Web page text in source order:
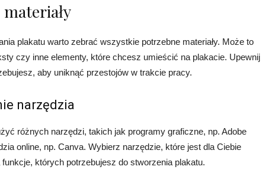
plakatu warto zebrać wszystkie potrzebne materiały. Może to
czy inne elementy, które chcesz umieścić na plakacie. Upewnij
aby uniknąć przestojów w trakcie pracy.
narzędzia
różnych narzędzi, takich jak programy graficzne, np. Adobe
online, np. Canva. Wybierz narzędzie, które jest dla Ciebie
których potrzebujesz do stworzenia plakatu.